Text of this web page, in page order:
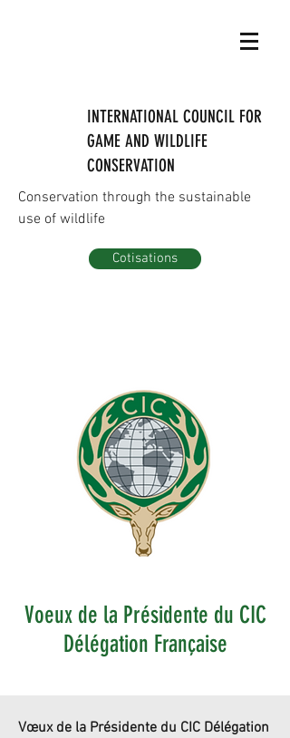
INTERNATIONAL COUNCIL FOR
GAME AND WILDLIFE
CONSERVATION
Conservation through the sustainable
use of wildlife
Cotisations
Voeux de la Présidente du CIC
Délégation Française
Vœux de la Présidente du CIC Délégation